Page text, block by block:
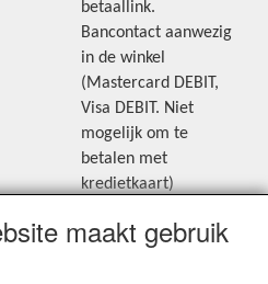
betaallink.
Bancontact aanwezig
in de winkel
(Mastercard DEBIT,
Visa DEBIT. Niet
mogelijk om te
betalen met
kredietkaart)
op de hoogte van de laatste
maakt gebruik